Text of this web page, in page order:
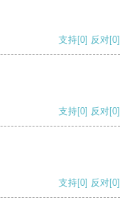
支持[0] 反对[0]
支持[0] 反对[0]
支持[0] 反对[0]